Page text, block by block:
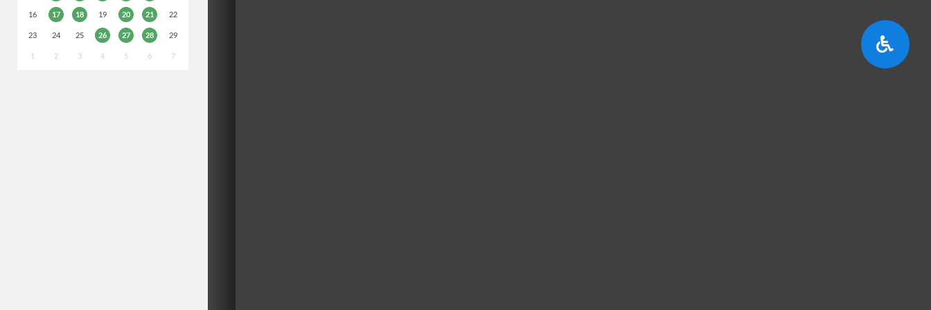
16 17 18 19 20 21 22
23 24 25 26 27 28 29
1 2 3 4 5 6 7